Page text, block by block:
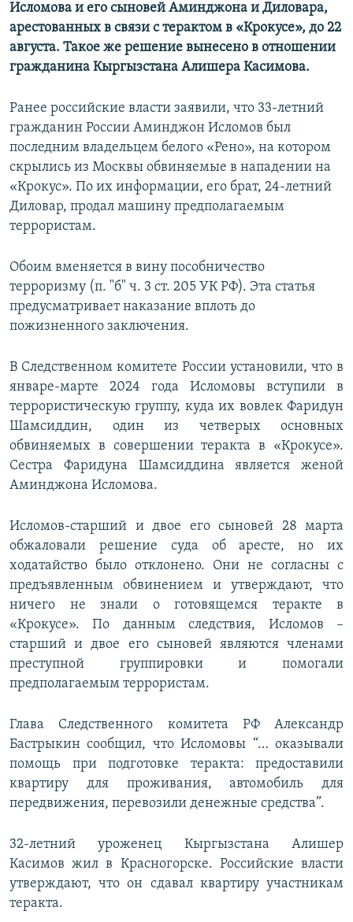
Исломова и его сыновей Аминджона и Диловара,
арестованных в связи с терактом в «Крокусе», до 22
августа. Такое же решение вынесено в отношении
гражданина Кыргызстана Алишера Касимова.
Ранее российские власти заявили, что 33-летний
гражданин России Аминджон Исломов был
последним владельцем белого «Рено», на котором
скрылись из Москвы обвиняемые в нападении на
«Крокус». По их информации, его брат, 24-летний
Диловар, продал машину предполагаемым
террористам.
Обоим вменяется в вину пособничество
терроризму (п. "б" ч. 3 ст. 205 УК РФ). Эта статья
предусматривает наказание вплоть до
пожизненного заключения.
В Следственном комитете России установили, что в
январе-марте 2024 года Исломовы вступили в
террористическую группу, куда их вовлек Фаридун
Шамсиддин, один из четверых основных
обвиняемых в совершении теракта в «Крокусе».
Сестра Фаридуна Шамсиддина является женой
Аминджона Исломова.
Исломов-старший и двое его сыновей 28 марта
обжаловали решение суда об аресте, но их
ходатайство было отклонено. Они не согласны с
предъявленным обвинением и утверждают, что
ничего не знали о готовящемся теракте в
«Крокусе». По данным следствия, Исломов –
старший и двое его сыновей являются членами
преступной группировки и помогали
предполагаемым террористам.
Глава Следственного комитета РФ Александр
Бастрыкин сообщил, что Исломовы “… оказывали
помощь при подготовке теракта: предоставили
квартиру для проживания, автомобиль для
передвижения, перевозили денежные средства”.
32-летний уроженец Кыргызстана Алишер
Касимов жил в Красногорске. Российские власти
утверждают, что он сдавал квартиру участникам
теракта.